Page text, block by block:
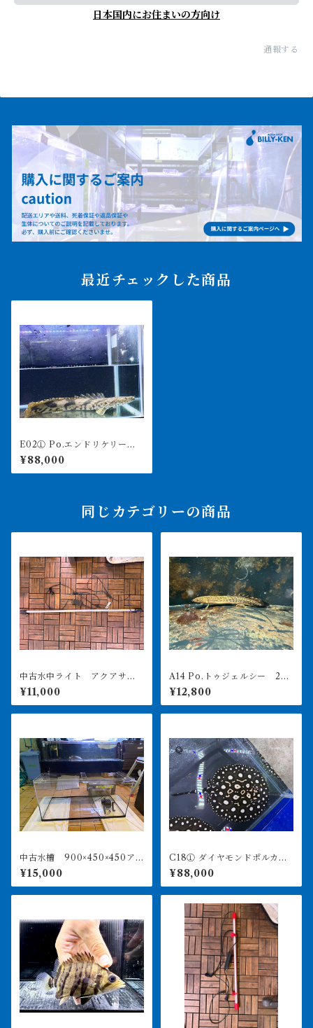
日本国内にお住まいの方向け
通報する
最近チェックした商品
E02① Po.エンドリケリー
ギニアワイルド 58㎝前後
♀ もうすぐ60㎝ 薬浴完了済
み
¥88,000
同じカテゴリーの商品
中古水中ライト アクアサン
¥11,000
A14 Po.トゥジェルシー 20
㎝前後
¥12,800
中古水槽 900×450×450ア
クリル水槽 上部濾過セット
¥15,000
C18① ダイヤモンドポルカ
アルビノヘテロ 体盤16㎝前
後 ♀
¥88,000